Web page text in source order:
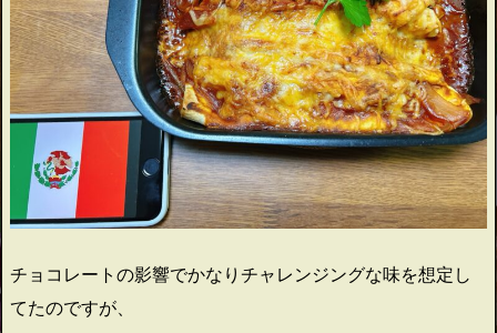
チョコレートの影響でかなりチャレンジングな味を想定し
てたのですが、